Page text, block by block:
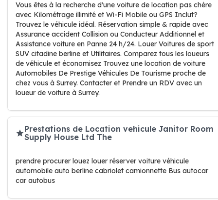
Vous êtes à la recherche d'une voiture de location pas chère
avec Kilométrage illimité et Wi-Fi Mobile ou GPS Inclut?
Trouvez le véhicule idéal. Réservation simple & rapide avec
Assurance accident Collision ou Conducteur Additionnel et
Assistance voiture en Panne 24 h/24. Louer Voitures de sport
SUV citadine berline et Utilitaires. Comparez tous les loueurs
de véhicule et économisez Trouvez une location de voiture
Automobiles De Prestige Véhicules De Tourisme proche de
chez vous à Surrey. Contacter et Prendre un RDV avec un
loueur de voiture à Surrey.
Prestations de Location vehicule Janitor Room
Supply House Ltd The
prendre procurer louez louer réserver voiture véhicule
automobile auto berline cabriolet camionnette Bus autocar
car autobus